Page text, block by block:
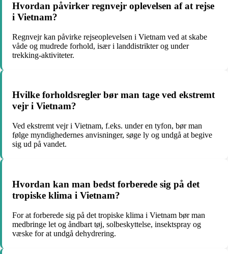
Hvordan påvirker regnvejr oplevelsen af at rejse
i Vietnam?
Regnvejr kan påvirke rejseoplevelsen i Vietnam ved at skabe
våde og mudrede forhold, især i landdistrikter og under
trekking-aktiviteter.
Hvilke forholdsregler bør man tage ved ekstremt
vejr i Vietnam?
Ved ekstremt vejr i Vietnam, f.eks. under en tyfon, bør man
følge myndighedernes anvisninger, søge ly og undgå at begive
sig ud på vandet.
Hvordan kan man bedst forberede sig på det
tropiske klima i Vietnam?
For at forberede sig på det tropiske klima i Vietnam bør man
medbringe let og åndbart tøj, solbeskyttelse, insektspray og
væske for at undgå dehydrering.